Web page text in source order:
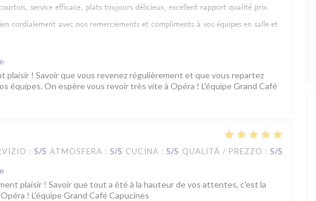
service efficace, plats toujours délicieux, excellent rapport qualité prix.
cordialement avec nos remerciements et compliments à vos équipes en salle et
plaisir ! Savoir que vous revenez régulièrement et que vous repartez
équipes. On espère vous revoir très vite à Opéra ! L'équipe Grand Café
: 5/5 ATMOSFERA : 5/5 CUCINA : 5/5 QUALITÀ / PREZZO : 5/5
plaisir ! Savoir que tout a été à la hauteur de vos attentes, c'est la
! L'équipe Grand Café Capucines